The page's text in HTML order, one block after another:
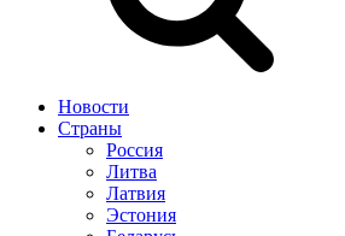
Новости
Страны
Россия
Литва
Латвия
Эстония